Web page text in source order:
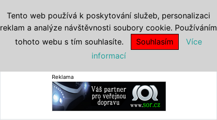
Reklama
Tento web používá k poskytování služeb, personalizaci
reklam a analýze návštěvnosti soubory cookie. Používáním
tohoto webu s tím souhlasíte.
Souhlasím
Více
informací